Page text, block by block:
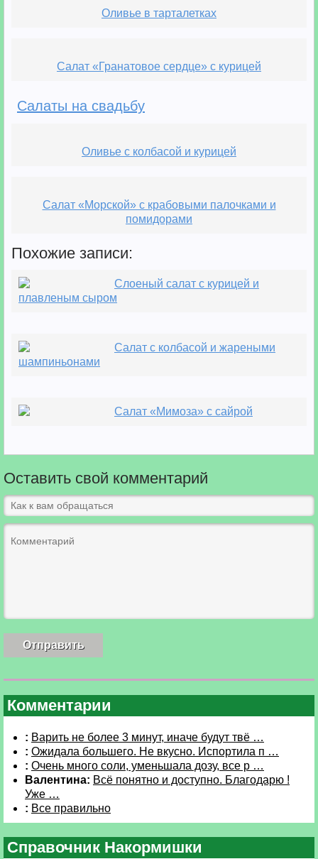
Оливье в тарталетках
Салат «Гранатовое сердце» с курицей
Салаты на свадьбу
Оливье с колбасой и курицей
Салат «Морской» с крабовыми палочками и
помидорами
Похожие записи:
Слоеный салат с курицей и
плавленым сыром
Салат с колбасой и жареными
шампиньонами
Салат «Мимоза» с сайрой
Оставить свой комментарий
Комментарии
: Варить не более 3 минут, иначе будут твё …
: Ожидала большего. Не вкусно. Испортила п …
: Очень много соли, уменьшала дозу, все р …
Валентина: Всё понятно и доступно. Благодарю !
Уже …
: Все правильно
Справочник Накормишки